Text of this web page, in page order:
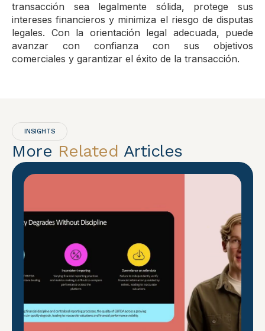
transacción sea legalmente sólida, protege sus
intereses financieros y minimiza el riesgo de disputas
legales. Con la orientación legal adecuada, puede
avanzar con confianza con sus objetivos
comerciales y garantizar el éxito de la transacción.
INSIGHTS
More Related Articles